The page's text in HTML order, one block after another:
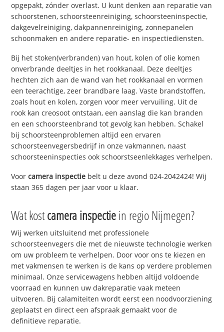
opgepakt, zónder overlast. U kunt denken aan reparatie van
schoorstenen, schoorsteenreiniging, schoorsteeninspectie,
dakgevelreiniging, dakpannenreiniging, zonnepanelen
schoonmaken en andere reparatie- en inspectiediensten.
Bij het stoken(verbranden) van hout, kolen of olie komen
onverbrande deeltjes in het rookkanaal. Deze deeltjes
hechten zich aan de wand van het rookkanaal en vormen
een teerachtige, zeer brandbare laag. Vaste brandstoffen,
zoals hout en kolen, zorgen voor meer vervuiling. Uit de
rook kan creosoot ontstaan, een aanslag die kan branden
en een schoorsteenbrand tot gevolg kan hebben. Schakel
bij schoorsteenproblemen altijd een ervaren
schoorsteenvegersbedrijf in onze vakmannen, naast
schoorsteeninspecties ook schoorstseenlekkages verhelpen.
Voorcamera inspectie belt u deze avond 024-2042424! Wij
staan 365 dagen per jaar voor u klaar.
Wat kostcamera inspectiein regio Nijmegen?
Wij werken uitsluitend met professionele
schoorsteenvegers die met de nieuwste technologie werken
om uw probleem te verhelpen. Door voor ons te kiezen en
met vakmensen te werken is de kans op verdere problemen
minimaal. Onze servicewagens hebben altijd voldoende
voorraad en kunnen uw dakreparatie vaak meteen
uitvoeren. Bij calamiteiten wordt eerst een noodvoorziening
geplaatst en direct een afspraak gemaakt voor de
definitieve reparatie.